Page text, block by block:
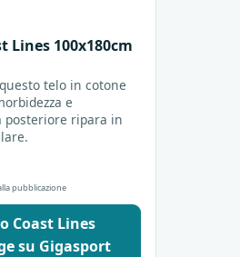
Lines 100x180cm
telo in cotone
e
posteriore ripara in
pubblicazione
Coast Lines
su Gigasport